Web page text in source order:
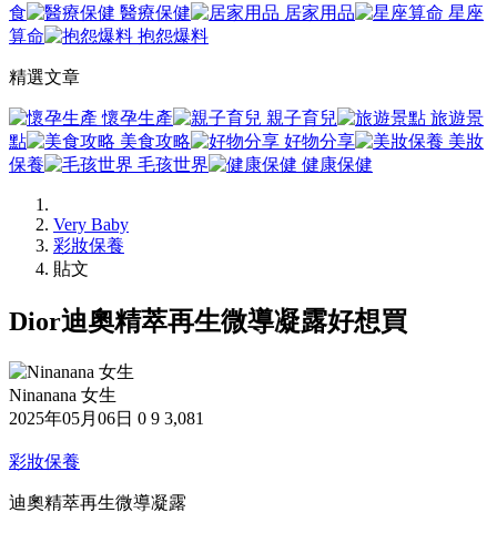
食
醫療保健 居家用品
星座
算命
抱怨爆料
精選文章
懷孕生產 親子育兒
旅遊景
點
美食攻略 好物分享
美妝
保養
毛孩世界 健康保健
Very Baby
彩妝保養
貼文
Dior迪奧精萃再生微導凝露好想買
Ninanana 女生
2025年05月06日 0 9 3,081
彩妝保養
迪奧精萃再生微導凝露